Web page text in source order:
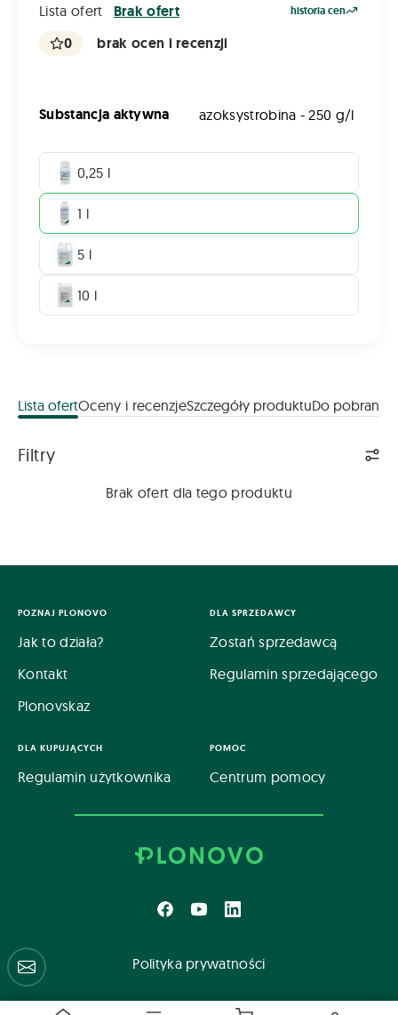
Lista ofert
Brak ofert historia cen
0 brak ocen i recenzji
Substancja aktywna azoksystrobina - 250 g/l
0,25 l
1 l
5 l
10 l
Lista ofertOceny i recenzjeSzczegóły produktuDo pobrania
Filtry
Brak ofert dla tego produktu
POZNAJ PLONOVO
Jak to działa?
Kontakt
Plonovskaz
DLA SPRZEDAWCY
Zostań sprzedawcą
Regulamin sprzedającego
DLA KUPUJĄCYCH
Regulamin użytkownika
POMOC
Centrum pomocy
Polityka prywatności
Centrum pomocy